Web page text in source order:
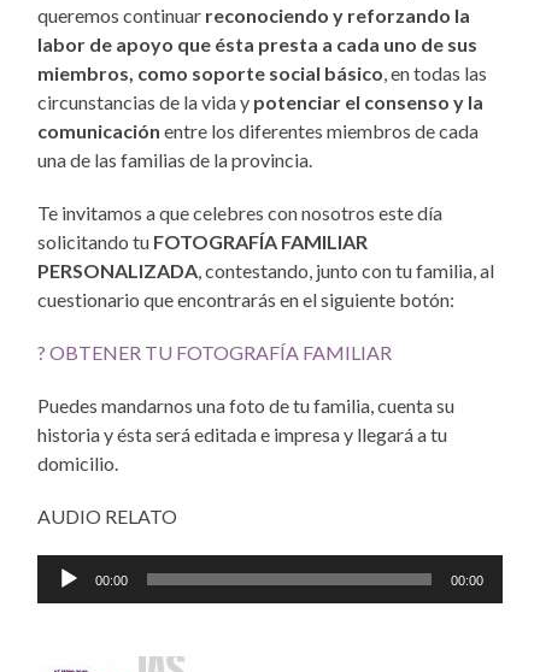
queremos continuar reconociendo y reforzando la
labor de apoyo que ésta presta a cada uno de sus
miembros, como soporte social básico , en todas las
circunstancias de la vida y potenciar el consenso y la
comunicación entre los diferentes miembros de cada
una de las familias de la provincia.
Te invitamos a que celebres con nosotros este día
solicitando tu FOTOGRAFÍA FAMILIAR
PERSONALIZADA , contestando, junto con tu familia, al
cuestionario que encontrarás en el siguiente botón:
? OBTENER TU FOTOGRAFÍA FAMILIAR
Puedes mandarnos una foto de tu familia, cuenta su
historia y ésta será editada e impresa y llegará a tu
domicilio.
AUDIO RELATO
Reproductor
audio
00:00 00:00